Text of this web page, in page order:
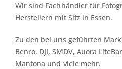
Wir sind Fachhändler für
Herstellern mit Sitz in Essen.
Zu den bei uns geführten
Benro, DJI, SMDV, Auora
Mantona und viele mehr.